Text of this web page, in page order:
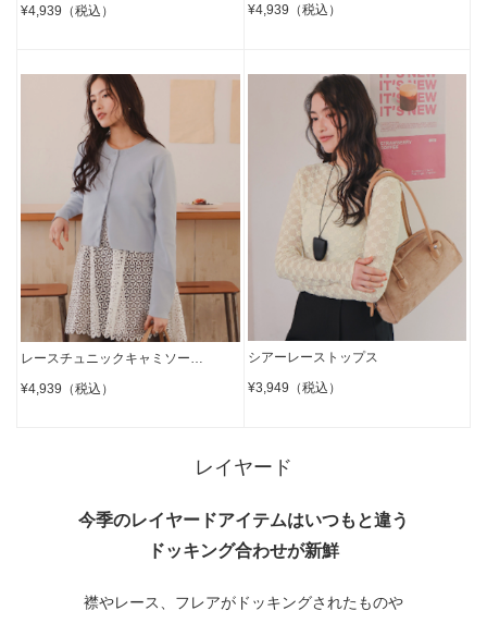
¥4,939（税込）
¥4,939（税込）
レースチュニックキャミソー…
¥4,939（税込）
シアーレーストップス
¥3,949（税込）
レイヤード
今季のレイヤードアイテムはいつもと違う
ドッキング合わせが新鮮
襟やレース、フレアがドッキングされたものや